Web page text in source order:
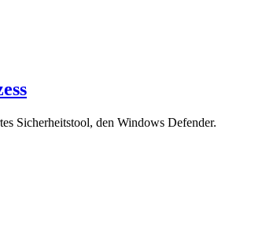
Sicherheitstool, den Windows Defender.